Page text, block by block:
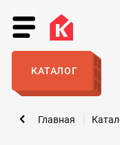
КАТАЛОГ
Главная